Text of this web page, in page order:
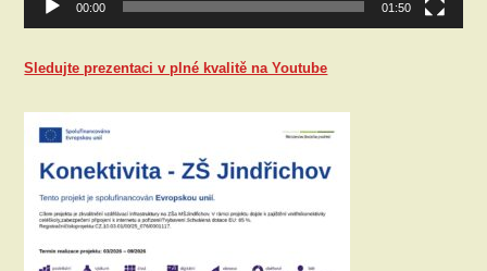
00:00 01:50
Sledujte prezentaci v plné kvalitě na Youtube